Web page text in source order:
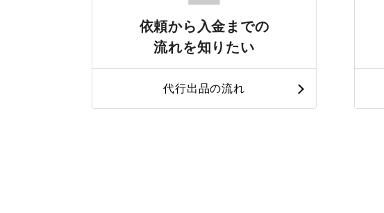
依頼から入金までの
流れを知りたい
代行出品の流れ